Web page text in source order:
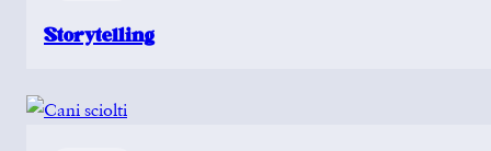
Storytelling